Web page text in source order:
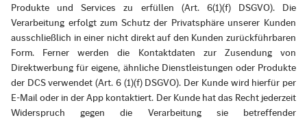
Produkte und Services zu erfüllen (Art. 6(1)(f) DSGVO). Die
Verarbeitung erfolgt zum Schutz der Privatsphäre unserer Kunden
ausschließlich in einer nicht direkt auf den Kunden zurückführbaren
Form. Ferner werden die Kontaktdaten zur Zusendung von
Direktwerbung für eigene, ähnliche Dienstleistungen oder Produkte
der DCS verwendet (Art. 6 (1)(f) DSGVO). Der Kunde wird hierfür per
E-Mail oder in der App kontaktiert. Der Kunde hat das Recht jederzeit
Widerspruch gegen die Verarbeitung sie betreffender